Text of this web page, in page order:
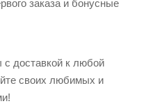
заказа и бонусные
доставкой к любой
своих любимых и